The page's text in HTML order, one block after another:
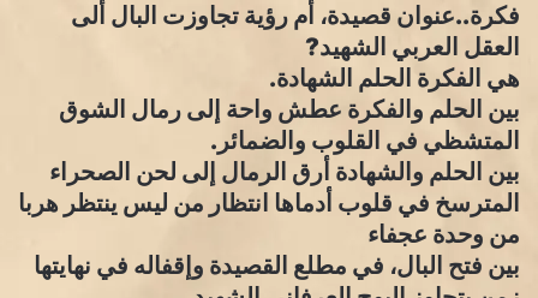
فكرة..عنوان قصيدة، أم رؤية تجاوزت البال ألى
العقل العربي الشهيد?
هي الفكرة الحلم الشهادة.
بين الحلم والفكرة عطش واحة إلى رمال الشوق
المتشظي في القلوب والضمائر.
بين الحلم والشهادة أرق الرمال إلى لحن الصحراء
المترسخ في قلوب أدماها انتظار من ليس ينتظر هربا
من وحدة عجفاء
بين فتح البال، في مطلع القصيدة وإقفاله في نهايتها